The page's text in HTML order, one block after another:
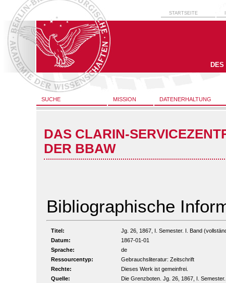
STARTSEITE
SUCHE MISSION DATENERHALTUNG
DAS CLARIN-
DER BBAW
Bibliographische
Titel:
Jg. 26, 1867, I. Semester. I. Band
Datum:
1867-01-01
Sprache:
de
Ressourcentyp:
Gebrauchsliteratur: Zeitschrift
Rechte:
Dieses Werk ist gemeinfrei.
Quelle:
Die Grenzboten. Jg. 26, 1867, I.